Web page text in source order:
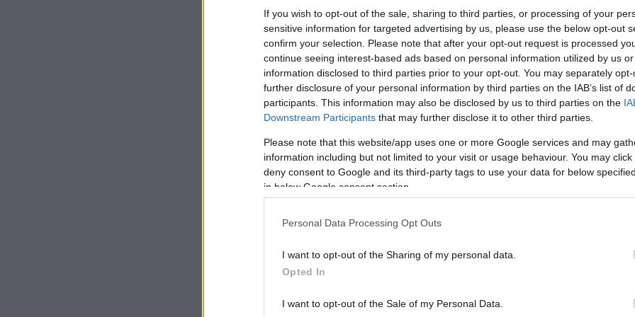
If you wish to opt-out of the sale, sharing to third parties, or processing of your
sensitive information for targeted advertising by us, please use the below opt-out
confirm your selection. Please note that after your opt-out request is processed
continue seeing interest-based ads based on personal information utilized by us
information disclosed to third parties prior to your opt-out. You may separately
further disclosure of your personal information by third parties on the IAB’s list of
participants. This information may also be disclosed by us to third parties on the
Downstream Participants that may further disclose it to other third parties.
Please note that this website/app uses one or more Google services and may
information including but not limited to your visit or usage behaviour. You may
deny consent to Google and its third-party tags to use your data for below
in below Google consent section.
Personal Data Processing Opt Outs
I want to opt-out of the Sharing of my personal data.
Opted In
I want to opt-out of the Sale of my Personal Data.
Η ευρωπαϊκή ιδέα της ευρωπαϊκής ενοποίησης
συντηρητικές δυνάμεις, αλλά ριζοσπαστική,
«Οι δυνάμεις του εθνικισμού και της ακραίας
νεοφιλελεύθερες πολιτικές στην οικονομία»
Μιλώντας για την άνοδο δυνάμεων του
είπε ότι αυτές έχουν ενδυθεί τον μανδύα του